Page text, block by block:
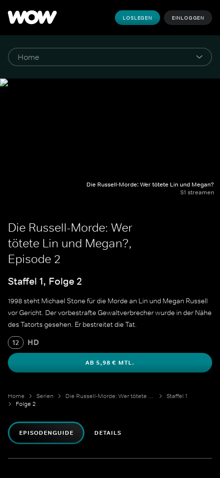
LOSLEGEN EINLOGGEN
Die Russell-Morde: Wer tötete Lin und Megan?
S1 streamen
Die Russell-Morde: Wer
tötete Lin und Megan?,
Episode 2
Staffel 1, Folge 2
1998 steht Michael Stone für die Morde an Lin und Megan Russell
vor Gericht. Der vorbestrafte Gewaltverbrecher wurde in der Nähe
des Tatorts gesehen. Er bestreitet die Tat.
12 HD
AB 5,98 € MTL.
Home Serien Die Russell-Morde: Wer tötete Lin und Megan?
Staffel 1
Folge 2
EPISODENGUIDE DETAILS